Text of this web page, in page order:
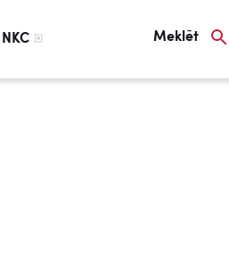
NKC Meklēt